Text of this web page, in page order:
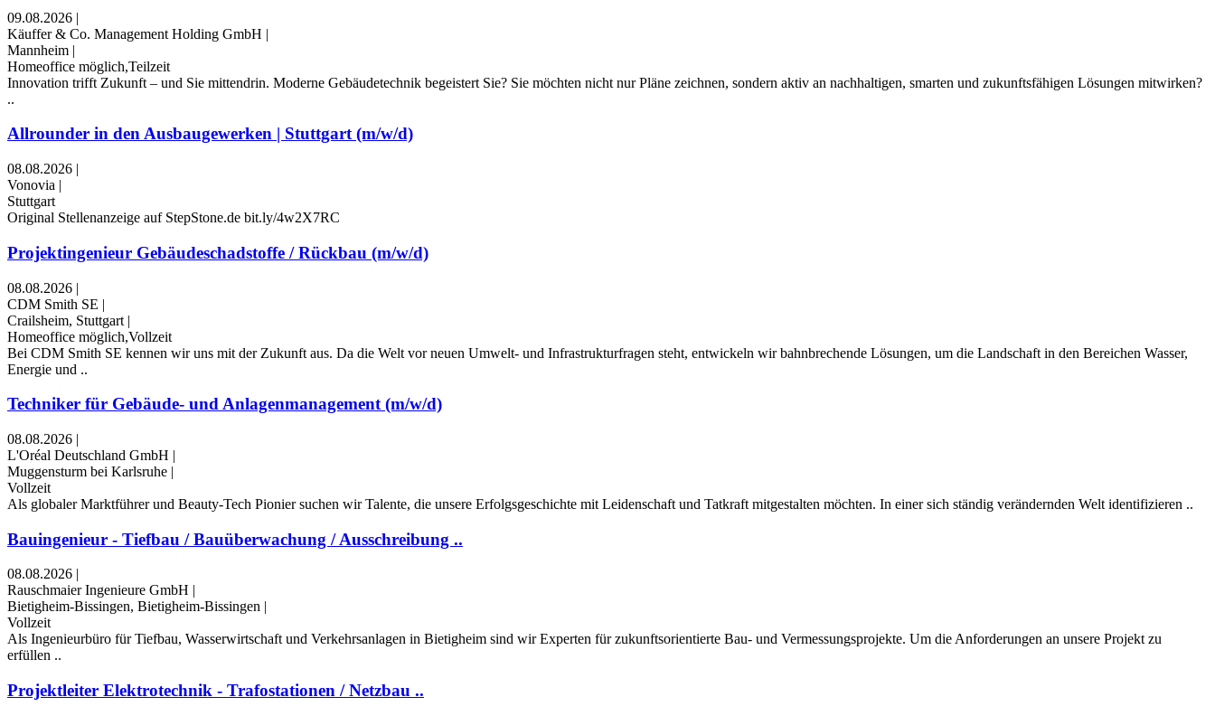
09.08.2026 |
Käuffer & Co. Management Holding GmbH |
Mannheim |
Homeoffice möglich,Teilzeit
Innovation trifft Zukunft – und Sie mittendrin. Moderne Gebäudetechnik begeistert Sie? Sie möchten nicht nur Pläne zeichnen, sondern aktiv an nachhaltigen, smarten und zukunftsfähigen Lösungen mitwirken?
..
Allrounder in den Ausbaugewerken | Stuttgart (m/w/d)
08.08.2026 |
Vonovia |
Stuttgart
Original Stellenanzeige auf StepStone.de bit.ly/4w2X7RC
Projektingenieur Gebäudeschadstoffe / Rückbau (m/w/d)
08.08.2026 |
CDM Smith SE |
Crailsheim, Stuttgart |
Homeoffice möglich,Vollzeit
Bei CDM Smith SE kennen wir uns mit der Zukunft aus. Da die Welt vor neuen Umwelt- und Infrastrukturfragen steht, entwickeln wir bahnbrechende Lösungen, um die Landschaft in den Bereichen Wasser,
Energie und ..
Techniker für Gebäude- und Anlagenmanagement (m/w/d)
08.08.2026 |
L'Oréal Deutschland GmbH |
Muggensturm bei Karlsruhe |
Vollzeit
Als globaler Marktführer und Beauty-Tech Pionier suchen wir Talente, die unsere Erfolgsgeschichte mit Leidenschaft und Tatkraft mitgestalten möchten. In einer sich ständig verändernden Welt identifizieren ..
Bauingenieur - Tiefbau / Bauüberwachung / Ausschreibung ..
08.08.2026
Rauschmaier Ingenieure GmbH
Bietigheim-Bissingen, Bietigheim-Bissingen
Vollzeit
Als Ingenieurbüro für Tiefbau, Wasserwirtschaft und Verkehrsanlagen in Bietigheim sind wir Experten für zukunftsorientierte Bau- und Vermessungsprojekte. Um die Anforderungen an unsere Projekt zu
erfüllen ..
Projektleiter Elektrotechnik - Trafostationen / Netzbau ..